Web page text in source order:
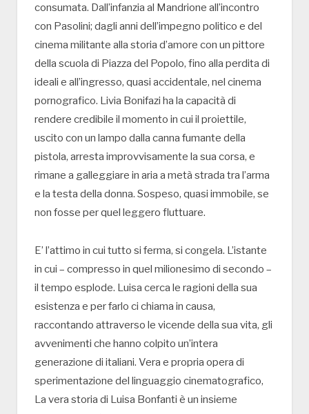
consumata. Dall’infanzia al Mandrione all’incontro
con Pasolini; dagli anni dell’impegno politico e del
cinema militante alla storia d’amore con un pittore
della scuola di Piazza del Popolo, fino alla perdita di
ideali e all’ingresso, quasi accidentale, nel cinema
pornografico. Livia Bonifazi ha la capacità di
rendere credibile il momento in cui il proiettile,
uscito con un lampo dalla canna fumante della
pistola, arresta improvvisamente la sua corsa, e
rimane a galleggiare in aria a metà strada tra l’arma
e la testa della donna. Sospeso, quasi immobile, se
non fosse per quel leggero fluttuare.
E’ l’attimo in cui tutto si ferma, si congela. L’istante
in cui – compresso in quel milionesimo di secondo –
il tempo esplode. Luisa cerca le ragioni della sua
esistenza e per farlo ci chiama in causa,
raccontando attraverso le vicende della sua vita, gli
avvenimenti che hanno colpito un’intera
generazione di italiani. Vera e propria opera di
sperimentazione del linguaggio cinematografico,
La vera storia di Luisa Bonfanti è un insieme